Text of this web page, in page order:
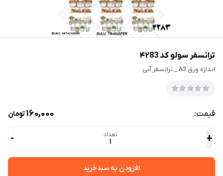
ترانسفر سولو کد ۴۲83
اندازه ورق A3 _ ترانسفر آبی
قیمت: 160,000تومان
+ تعداد
1
-
افزودن به سبدخرید